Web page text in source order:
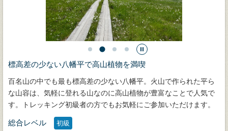
標高差の少ない八幡平で高山植物を満喫
百名山の中でも最も標高差の少ない八幡平。火山で作られた平ら
な山容は、気軽に登れる山なのに高山植物が豊富なことで人気で
す。トレッキング初級者の方でもお気軽にご参加いただけます。
総合レベル 初級